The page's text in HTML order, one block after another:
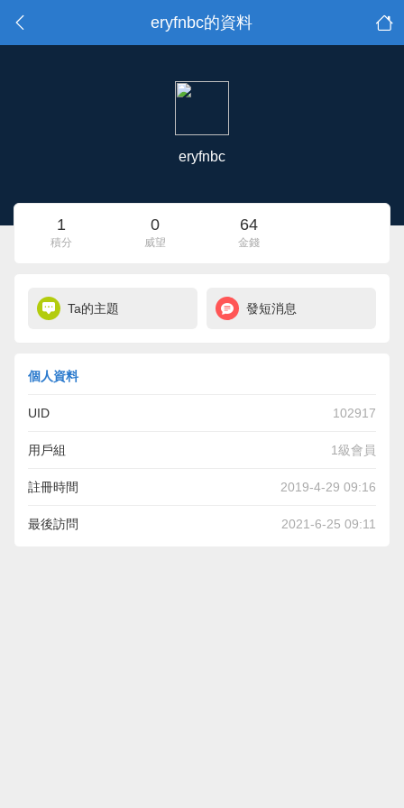
eryfnbc的資料
eryfnbc
1
積分
0
威望
64
金錢
Ta的主題 發短消息
個人資料
UID 102917
用戶組 1級會員
註冊時間 2019-4-29 09:16
最後訪問 2021-6-25 09:11